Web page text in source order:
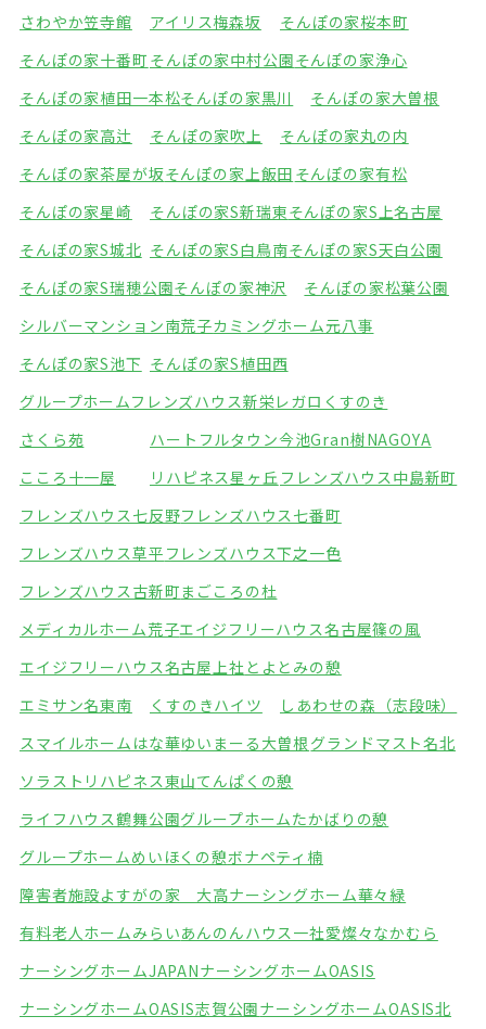
さわやか笠寺館
アイリス梅森坂
そんぽの家桜本町
そんぽの家十番町 そんぽの家中村公園そんぽの家浄心
そんぽの家植田一本松そんぽの家黒川
そんぽの家大曽根
そんぽの家高辻
そんぽの家吹上
そんぽの家丸の内
そんぽの家茶屋が坂そんぽの家上飯田 そんぽの家有松
そんぽの家星崎
そんぽの家S新瑞東そんぽの家S上名古屋
そんぽの家S城北 そんぽの家S白鳥南そんぽの家S天白公園
そんぽの家S瑞穂公園そんぽの家神沢
そんぽの家松葉公園
シルバーマンション南荒子カミングホーム元八事
そんぽの家S池下 そんぽの家S植田西
グループホームフレンズハウス新栄 レガロくすのき
さくら苑
ハートフルタウン今池Gran樹NAGOYA
こころ十一屋
リハピネス星ヶ丘 フレンズハウス中島新町
フレンズハウス七反野フレンズハウス七番町
フレンズハウス草平 フレンズハウス下之一色
フレンズハウス古新町まごころの杜
メディカルホーム荒子エイジフリーハウス名古屋篠の風
エイジフリーハウス名古屋上社 とよとみの憩
エミサン名東南
くすのきハイツ
しあわせの森（志段味）
スマイルホームはな華ゆいまーる大曽根 グランドマスト名北
ソラストリハピネス東山てんぱくの憩
ライフハウス鶴舞公園グループホームたかばりの憩
グループホームめいほくの憩ボナペティ楠
障害者施設よすがの家 大高ナーシングホーム華々緑
有料老人ホームみらいあんのんハウス一社愛燦々なかむら
ナーシングホームJAPANナーシングホームOASIS
ナーシングホームOASIS志賀公園ナーシングホームOASIS北